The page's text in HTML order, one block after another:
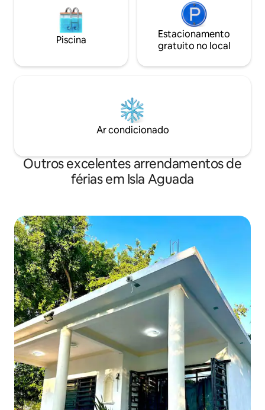
Piscina
Estacionamento
gratuito no local
Ar condicionado
Outros excelentes arrendamentos de
férias em Isla Aguada